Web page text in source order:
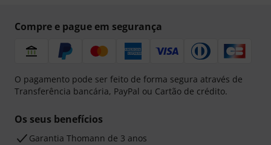
Compre e pague em segurança
O pagamento pode ser feito de forma segura através de
Transferência bancária, PayPal ou Cartão de crédito.
Os seus benefícios
Garantia Thomann de 3 anos